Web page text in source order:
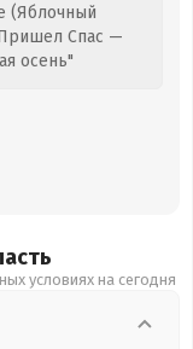
(Яблочный
Спас —
осень"
условиях на сегодня